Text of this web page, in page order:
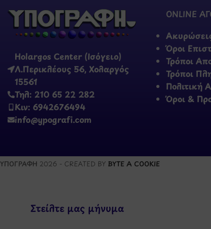
Holargos Center (Ισόγειο)
Λ.Περικλέους 56, Χολαργός
15561
Τηλ: 210 65 22 282
Κιν: 6942676494
info@ypografi.com
ONLINE
Όροι
Τρόποι
Τρόποι
Πολιτική
Όροι &
ΥΠΟΓΡΑΦΗ 2026 - CREATED BY BYTE A COOKIE
Στείλτε μας μήνυμα